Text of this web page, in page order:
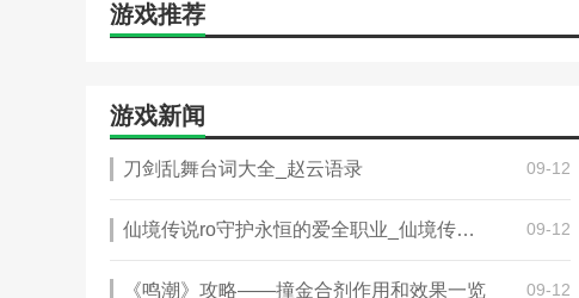
游戏推荐
游戏新闻
刀剑乱舞台词大全_赵云语录 09-12
仙境传说ro守护永恒的爱全职业_仙境传说RO守护永恒的爱手游怎么快速赚钱 09-12
《鸣潮》攻略——撞金合剂作用和效果一览 09-12